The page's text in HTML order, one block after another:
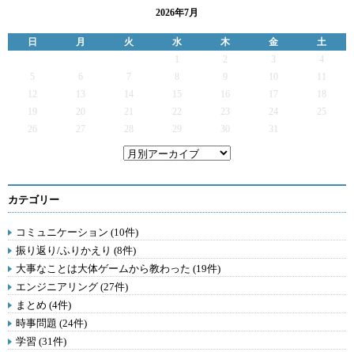
2026年7月
日 月 火 水 木 金
土
2 3
4
5
6 7 9
12
13 14 15 16 17
19
20 21 22 23 24
25
26
27 28 29 30 31
カテゴリー
コミュニケーション (10件)
振り返り/ふりかえり (8件)
大事なことは大体ゲームから教わった (19件)
エンジニアリング (27件)
まとめ (4件)
時事問題 (24件)
学習 (31件)